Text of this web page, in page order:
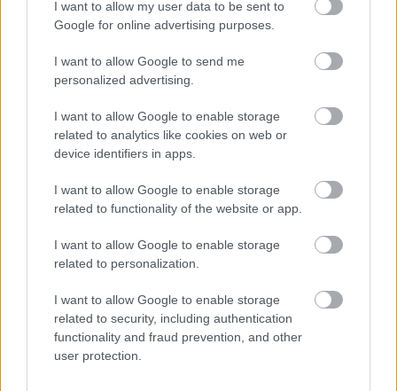
I want to allow my user data to be sent to
Google for online advertising purposes.
I want to allow Google to send me
personalized advertising.
I want to allow Google to enable storage
related to analytics like cookies on web or
device identifiers in apps.
I want to allow Google to enable storage
related to functionality of the website or app.
I want to allow Google to enable storage
related to personalization.
I want to allow Google to enable storage
related to security, including authentication
functionality and fraud prevention, and other
user protection.
Megérkezett a hidegfront - térképen a friss
helyzet
HÍREK 10 órája
NÉPSZERŰ